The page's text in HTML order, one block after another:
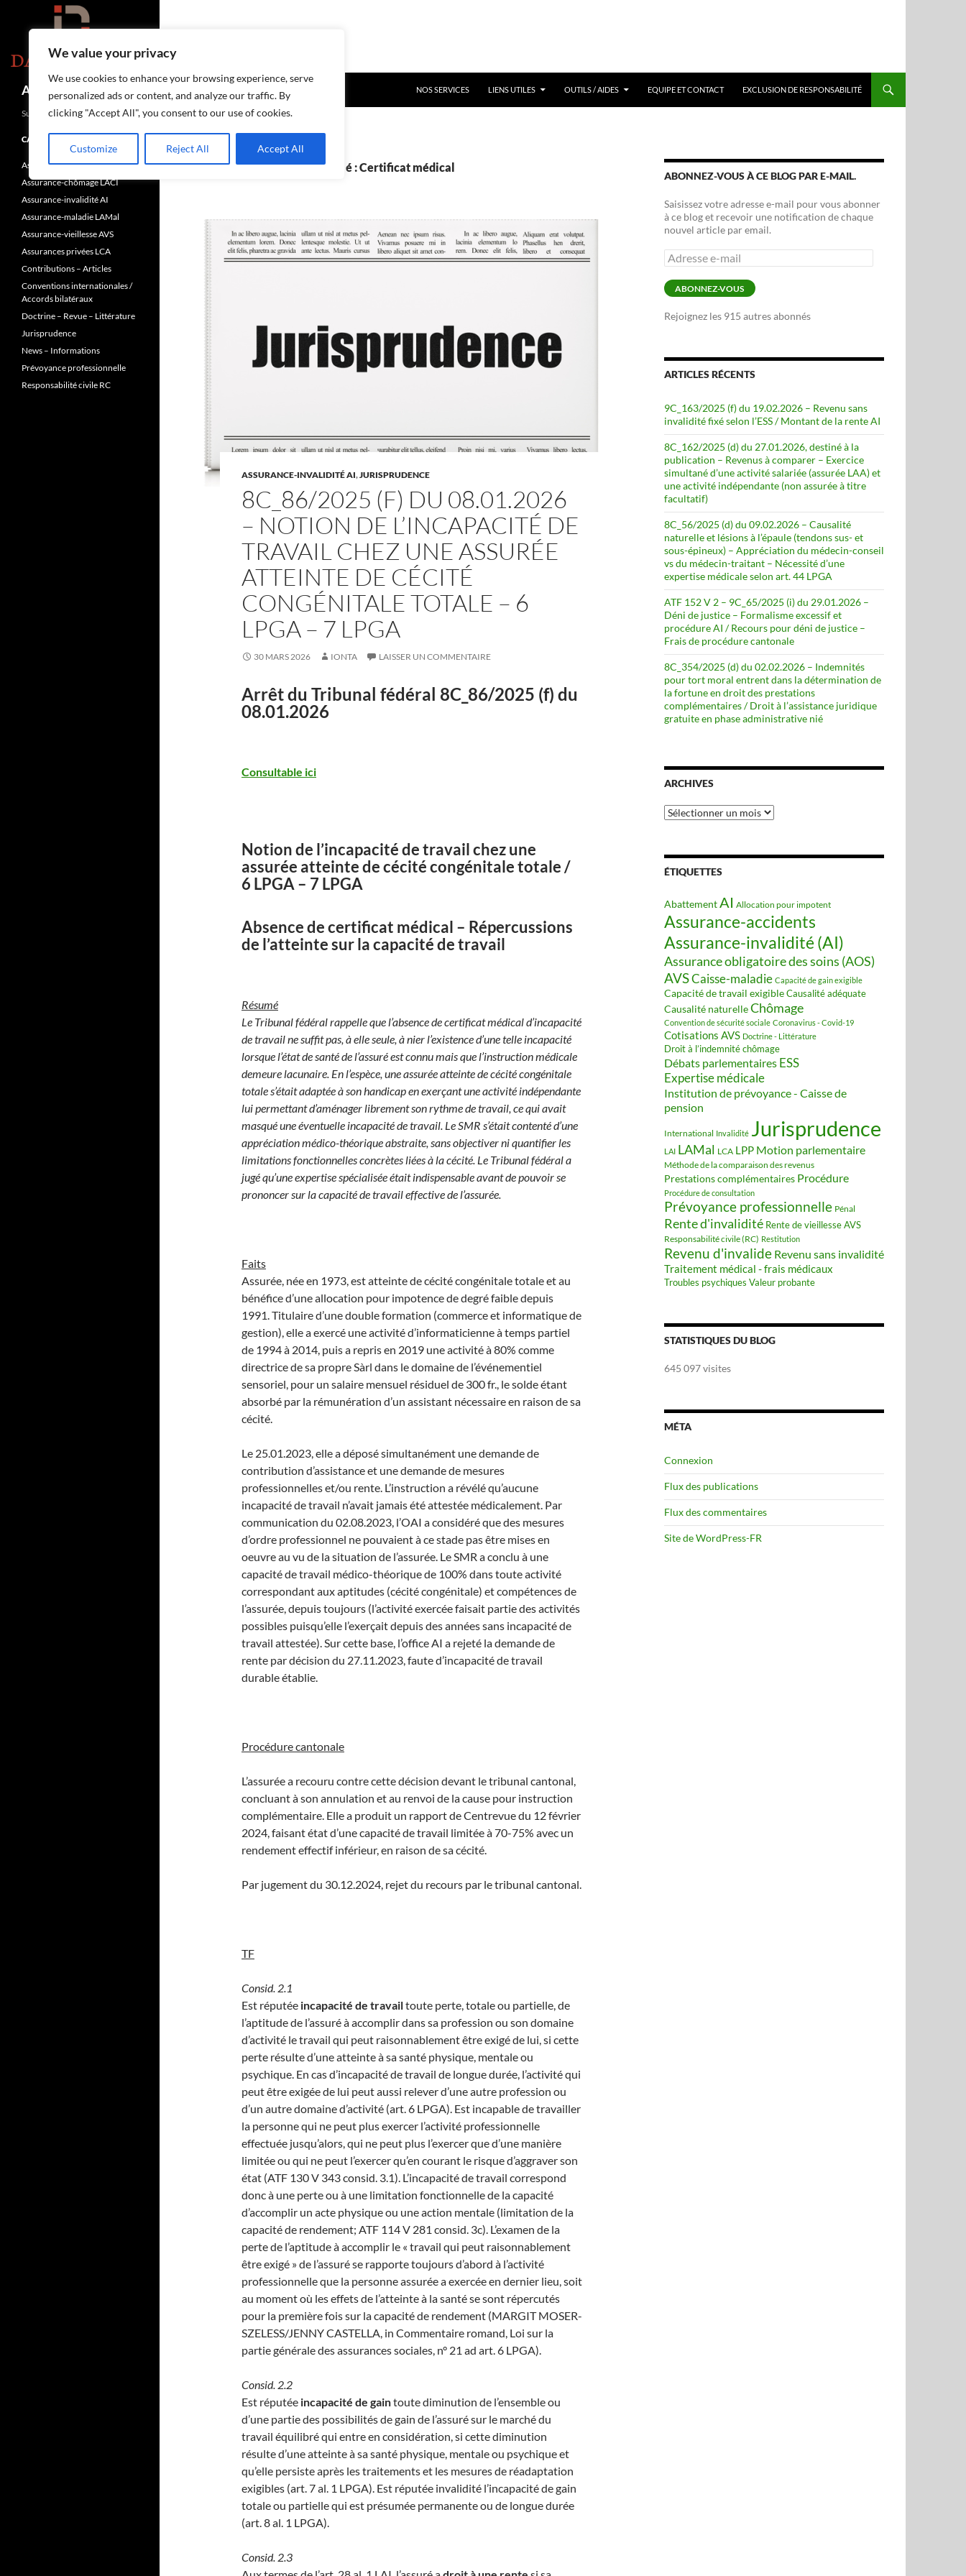
We value your privacy
We use cookies to enhance your browsing experience, serve
personalized ads or content, and analyze our traffic. By
clicking "Accept All", you consent to our use of cookies.
Customize Reject All Accept All
Assurances-sociales.info
Recherche
NOS SERVICES LIENS UTILES OUTILS / AIDES EQUIPE ET CONTACT EXCLUSION DE RESPONSABILITÉ
Archives par mot-clé : Certificat médical
ASSURANCE-INVALIDITÉ AI,JURISPRUDENCE
8C_86/2025 (F) DU 08.01.2026
– NOTION DE L’INCAPACITÉ DE
TRAVAIL CHEZ UNE ASSURÉE
ATTEINTE DE CÉCITÉ
CONGÉNITALE TOTALE – 6
LPGA – 7 LPGA
30 MARS 2026 IONTA LAISSER UN COMMENTAIRE
Arrêt du Tribunal fédéral 8C_86/2025 (f) du
08.01.2026
Consultable ici
Notion de l’incapacité de travail chez une
assurée atteinte de cécité congénitale totale /
6 LPGA – 7 LPGA
Absence de certificat médical – Répercussions
de l’atteinte sur la capacité de travail
Résumé
Le Tribunal fédéral rappelle que l’absence de certificat médical d’incapacité
de travail ne suffit pas, à elle seule, à nier l’existence d’une telle incapacité
lorsque l’état de santé de l’assuré est connu mais que l’instruction médicale
demeure lacunaire. En l’espèce, une assurée atteinte de cécité congénitale
totale s’était adaptée à son handicap en exerçant une activité indépendante
lui permettant d’aménager librement son rythme de travail, ce qui avait
masqué une éventuelle incapacité de travail. Le SMR s’était contenté d’une
appréciation médico-théorique abstraite, sans objectiver ni quantifier les
limitations fonctionnelles concrètes liées à la cécité. Le Tribunal fédéral a
jugé qu’une expertise spécialisée était indispensable avant de pouvoir se
prononcer sur la capacité de travail effective de l’assurée.
Faits
Assurée, née en 1973, est atteinte de cécité congénitale totale et au
bénéfice d’une allocation pour impotence de degré faible depuis
1991. Titulaire d’une double formation (commerce et informatique de
gestion), elle a exercé une activité d’informaticienne à temps partiel
de 1994 à 2014, puis a repris en 2019 une activité à 80% comme
directrice de sa propre Sàrl dans le domaine de l’événementiel
sensoriel, pour un salaire mensuel résiduel de 300 fr., le solde étant
absorbé par la rémunération d’un assistant nécessaire en raison de sa
cécité.
Le 25.01.2023, elle a déposé simultanément une demande de
contribution d’assistance et une demande de mesures
professionnelles et/ou rente. L’instruction a révélé qu’aucune
incapacité de travail n’avait jamais été attestée médicalement. Par
communication du 02.08.2023, l’OAI a considéré que des mesures
d’ordre professionnel ne pouvaient à ce stade pas être mises en
oeuvre au vu de la situation de l’assurée. Le SMR a conclu à une
capacité de travail médico-théorique de 100% dans toute activité
correspondant aux aptitudes (cécité congénitale) et compétences de
l’assurée, depuis toujours (l’activité exercée faisait partie des activités
possibles puisqu’elle l’exerçait depuis des années sans incapacité de
travail attestée). Sur cette base, l’office AI a rejeté la demande de
rente par décision du 27.11.2023, faute d’incapacité de travail
durable établie.
Procédure cantonale
L’assurée a recouru contre cette décision devant le tribunal cantonal,
concluant à son annulation et au renvoi de la cause pour instruction
complémentaire. Elle a produit un rapport de Centrevue du 12 février
2024, faisant état d’une capacité de travail limitée à 70-75% avec un
rendement effectif inférieur, en raison de sa cécité.
Par jugement du 30.12.2024, rejet du recours par le tribunal cantonal.
TF
Consid. 2.1
Est réputée incapacité de travailtoute perte, totale ou partielle, de
l’aptitude de l’assuré à accomplir dans sa profession ou son domaine
d’activité le travail qui peut raisonnablement être exigé de lui, si cette
perte résulte d’une atteinte à sa santé physique, mentale ou
psychique. En cas d’incapacité de travail de longue durée, l’activité qui
peut être exigée de lui peut aussi relever d’une autre profession ou
d’un autre domaine d’activité (art. 6 LPGA). Est incapable de travailler
la personne qui ne peut plus exercer l’activité professionnelle
effectuée jusqu’alors, qui ne peut plus l’exercer que d’une manière
limitée ou qui ne peut l’exercer qu’en courant le risque d’aggraver son
état (ATF 130 V 343 consid. 3.1). L’incapacité de travail correspond
donc à une perte ou à une limitation fonctionnelle de la capacité
d’accomplir un acte physique ou une action mentale (limitation de la
capacité de rendement; ATF 114 V 281 consid. 3c). L’examen de la
perte de l’aptitude à accomplir le « travail qui peut raisonnablement
être exigé » de l’assuré se rapporte toujours d’abord à l’activité
professionnelle que la personne assurée a exercée en dernier lieu, soit
au moment où les effets de l’atteinte à la santé se sont répercutés
pour la première fois sur la capacité de rendement (MARGIT MOSER-
SZELESS/JENNY CASTELLA, in Commentaire romand, Loi sur la
partie générale des assurances sociales, n° 21 ad art. 6 LPGA).
Consid. 2.2
Est réputée incapacité de gaintoute diminution de l’ensemble ou
d’une partie des possibilités de gain de l’assuré sur le marché du
travail équilibré qui entre en considération, si cette diminution
résulte d’une atteinte à sa santé physique, mentale ou psychique et
qu’elle persiste après les traitements et les mesures de réadaptation
exigibles (art. 7 al. 1 LPGA). Est réputée invalidité l’incapacité de gain
totale ou partielle qui est présumée permanente ou de longue durée
(art. 8 al. 1 LPGA).
Consid. 2.3
ABONNEZ-VOUS À CE BLOG PAR E-MAIL.
Saisissez votre adresse e-mail pour vous abonner
à ce blog et recevoir une notification de chaque
nouvel article par email.
Adresse
e-
mail
ABONNEZ-VOUS
Rejoignez les 915 autres abonnés
ARTICLES RÉCENTS
9C_163/2025 (f) du 19.02.2026 – Revenu sans
invalidité fixé selon l’ESS / Montant de la rente AI
8C_162/2025 (d) du 27.01.2026, destiné à la
publication – Revenus à comparer – Exercice
simultané d’une activité salariée (assurée LAA) et
une activité indépendante (non assurée à titre
facultatif)
8C_56/2025 (d) du 09.02.2026 – Causalité
naturelle et lésions à l’épaule (tendons sus- et
sous-épineux) – Appréciation du médecin-conseil
vs du médecin-traitant – Nécessité d’une
expertise médicale selon art. 44 LPGA
ATF 152 V 2 – 9C_65/2025 (i) du 29.01.2026 –
Déni de justice – Formalisme excessif et
procédure AI / Recours pour déni de justice –
Frais de procédure cantonale
8C_354/2025 (d) du 02.02.2026 – Indemnités
pour tort moral entrent dans la détermination de
la fortune en droit des prestations
complémentaires / Droit à l’assistance juridique
gratuite en phase administrative nié
ARCHIVES
Archives
ÉTIQUETTES
Abattement AI Allocation pour impotent
Assurance-accidents
Assurance-invalidité (AI)
Assurance obligatoire des soins (AOS)
AVSCaisse-maladie Capacité de gain exigible
Capacité de travail exigible Causalité adéquate
Causalité naturelleChômage
Convention de sécurité sociale Coronavirus - Covid-19
Cotisations AVS Doctrine - Littérature
Droit à l’indemnité chômage
Débats parlementaires ESS
Expertise médicale
Institution de prévoyance - Caisse de
pension
International Invalidité Jurisprudence
LAI LAMal LCA LPP Motion parlementaire
Méthode de la comparaison des revenus
Prestations complémentaires Procédure
Procédure de consultation
Prévoyance professionnelle Pénal
Rente d'invalidité Rente de vieillesse AVS
Responsabilité civile (RC) Restitution
Revenu d'invalide Revenu sans invalidité
Traitement médical - frais médicaux
Troubles psychiques Valeur probante
STATISTIQUES DU BLOG
645 097 visites
MÉTA
Connexion
Flux des publications
Flux des commentaires
Site de WordPress-FR
Suisse
CATÉGORIES
Assurance-accidents LAA
Assurance-chômage LACI
Assurance-invalidité AI
Assurance-maladie LAMal
Assurance-vieillesse AVS
Assurances privées LCA
Contributions – Articles
Conventions internationales /
Accords bilatéraux
Doctrine – Revue – Littérature
Jurisprudence
News – Informations
Prévoyance professionnelle
Responsabilité civile RC